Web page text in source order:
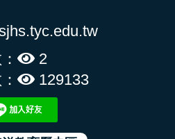
2
129133